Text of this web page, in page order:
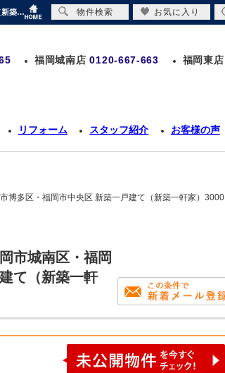
福岡県 福岡市東区・福岡市南区・福岡市西区・福岡市城南区・福岡市早良区・福岡市博多区・福岡市中央区 新築一戸建て（新築一軒家）3000万円以上4000万円未満の購入情報｜リアルティストア
福岡城南店 0120-667-663 福岡東店
リフォーム スタッフ紹介 お客様の声
博多区・福岡市中央区 新築一戸建て（新築一軒家）3000
市城南区・福岡
て（新築一軒
物件検索 お気に入り